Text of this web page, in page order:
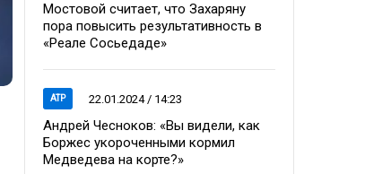
Мостовой считает, что Захаряну
пора повысить результативность в
«Реале Сосьедаде»
ATP 22.01.2024 / 14:23
Андрей Чесноков: «Вы видели, как
Боржес укороченными кормил
Медведева на корте?»